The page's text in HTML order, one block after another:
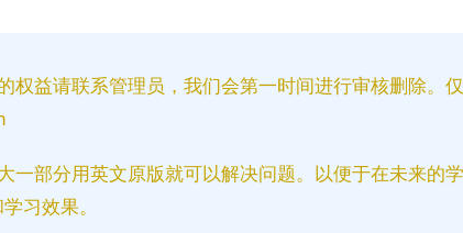
权益请联系管理员，我们会第一时间进行审核删除。
一部分用英文原版就可以解决问题。以便于在未来的
习效果。